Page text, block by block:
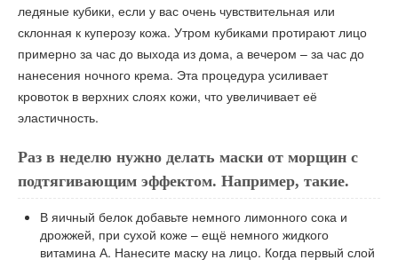
ледяные кубики, если у вас очень чувствительная или
склонная к куперозу кожа. Утром кубиками протирают лицо
примерно за час до выхода из дома, а вечером – за час до
нанесения ночного крема. Эта процедура усиливает
кровоток в верхних слоях кожи, что увеличивает её
эластичность.
Раз в неделю нужно делать маски от морщин с
подтягивающим эффектом. Например, такие.
В яичный белок добавьте немного лимонного сока и
дрожжей, при сухой коже – ещё немного жидкого
витамина А. Нанесите маску на лицо. Когда первый слой